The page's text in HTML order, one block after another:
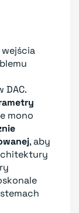
DAC.
mono
, aby